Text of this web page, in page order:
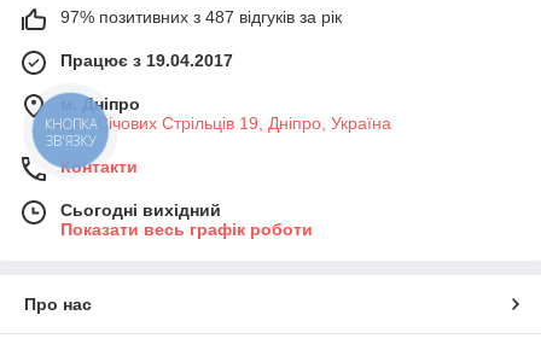
97% позитивних з 487 відгуків за рік
Працює з 19.04.2017
м. Дніпро
вул. Січових Стрільців 19, Дніпро, Україна
Контакти
Сьогодні вихідний
Показати весь графік роботи
Про нас
КНОПКА
ЗВ'ЯЗКУ